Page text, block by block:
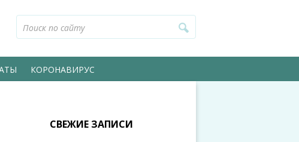
КОРОНАВИРУС
СВЕЖИЕ ЗАПИСИ